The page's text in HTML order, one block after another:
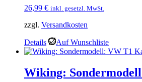
26,99 € inkl. gesetzl. MwSt.
zzgl. Versandkosten
Details Auf Wunschliste
Wiking: